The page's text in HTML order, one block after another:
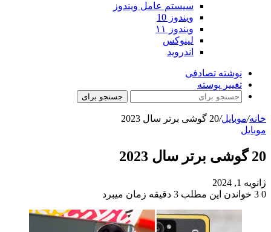
سیستم عامل ویندوز
ویندوز 10
ویندوز ۱۱
لینوکس
اندروید
نوشته تصادفی
تغییر پوسته
جستجو برای
خانه/موبایل/20 گوشی برتر سال 2023
موبایل
20 گوشی برتر سال 2023
ژانویه 1, 2024
0
خواندن این مطلب 3 دقیقه زمان میبرد